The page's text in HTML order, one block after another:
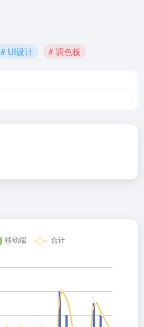
# UI设计 # 调色板